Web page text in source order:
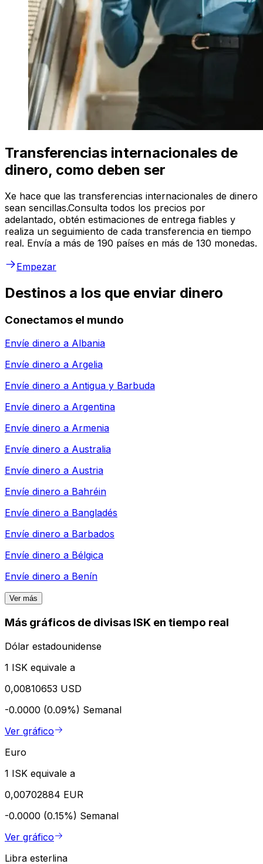
Transferencias internacionales de
dinero, como deben ser
Xe hace que las transferencias internacionales de dinero
sean sencillas.Consulta todos los precios por
adelantado, obtén estimaciones de entrega fiables y
realiza un seguimiento de cada transferencia en tiempo
real. Envía a más de 190 países en más de 130 monedas.
Empezar
Destinos a los que enviar dinero
Conectamos el mundo
Envíe dinero a Albania
Envíe dinero a Argelia
Envíe dinero a Antigua y Barbuda
Envíe dinero a Argentina
Envíe dinero a Armenia
Envíe dinero a Australia
Envíe dinero a Austria
Envíe dinero a Bahréin
Envíe dinero a Bangladés
Envíe dinero a Barbados
Envíe dinero a Bélgica
Envíe dinero a Benín
Ver más
Más gráficos de divisas ISK en tiempo real
Dólar estadounidense
1 ISK equivale a
0,00810653 USD
-0.0000 (0.09%) Semanal
Ver gráfico
Euro
1 ISK equivale a
0,00702884 EUR
-0.0000 (0.15%) Semanal
Ver gráfico
Libra esterlina